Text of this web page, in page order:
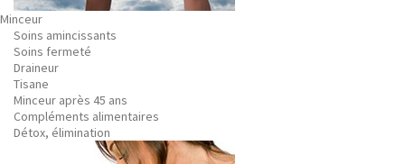
Minceur
Soins amincissants
Soins fermeté
Draineur
Tisane
Minceur après 45 ans
Compléments alimentaires
Détox, élimination